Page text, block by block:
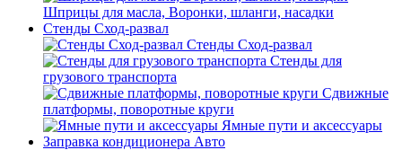
Шприцы для масла, Воронки, шланги, насадки
Стенды Сход-развал
Стенды Сход-развал
Стенды для
грузового транспорта
Сдвижные
платформы, поворотные круги
Ямные пути и аксессуары
Заправка кондиционера Авто